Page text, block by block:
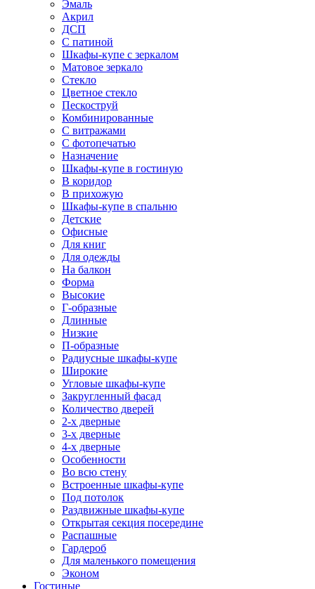
Эмаль
Акрил
ДСП
С патиной
Шкафы-купе с зеркалом
Матовое зеркало
Стекло
Цветное стекло
Пескоструй
Комбинированные
С витражами
С фотопечатью
Назначение
Шкафы-купе в гостиную
В коридор
В прихожую
Шкафы-купе в спальню
Детские
Офисные
Для книг
Для одежды
На балкон
Форма
Высокие
Г-образные
Длинные
Низкие
П-образные
Радиусные шкафы-купе
Широкие
Угловые шкафы-купе
Закругленный фасад
Количество дверей
2-х дверные
3-х дверные
4-х дверные
Особенности
Во всю стену
Встроенные шкафы-купе
Под потолок
Раздвижные шкафы-купе
Открытая секция посередине
Распашные
Гардероб
Для маленького помещения
Эконом
Гостиные